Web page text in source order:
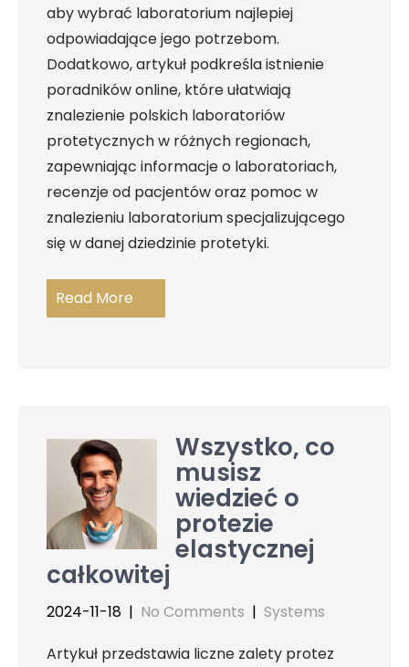
aby wybrać laboratorium najlepiej
odpowiadające jego potrzebom.
Dodatkowo, artykuł podkreśla istnienie
poradników online, które ułatwiają
znalezienie polskich laboratoriów
protetycznych w różnych regionach,
zapewniając informacje o laboratoriach,
recenzje od pacjentów oraz pomoc w
znalezieniu laboratorium specjalizującego
się w danej dziedzinie protetyki.
Read More
Wszystko, co
musisz
wiedzieć o
protezie
elastycznej
całkowitej
2024-11-18 | No Comments | Systems
Artykuł przedstawia liczne zalety protez